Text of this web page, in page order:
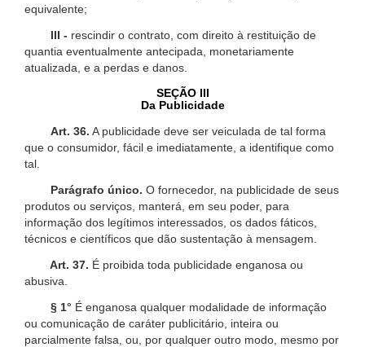
equivalente;
III - rescindir o contrato, com direito à restituição de
quantia eventualmente antecipada, monetariamente
atualizada, e a perdas e danos.
SEÇÃO III
Da Publicidade
Art. 36. A publicidade deve ser veiculada de tal forma
que o consumidor, fácil e imediatamente, a identifique como
tal.
Parágrafo único. O fornecedor, na publicidade de seus
produtos ou serviços, manterá, em seu poder, para
informação dos legítimos interessados, os dados fáticos,
técnicos e científicos que dão sustentação à mensagem.
Art. 37. É proibida toda publicidade enganosa ou
abusiva.
§ 1° É enganosa qualquer modalidade de informação
ou comunicação de caráter publicitário, inteira ou
parcialmente falsa, ou, por qualquer outro modo, mesmo por